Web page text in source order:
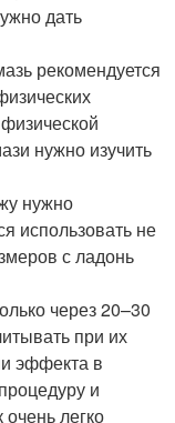
дать
рекомендуется
нужно изучить
нужно
использовать не
с ладонь
через 20–30
при их
эффекта в
и
легко